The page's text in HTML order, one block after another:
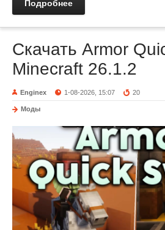
Подробнее
Скачать Armor
Minecraft 26.1.2
Enginex 1-08-2026, 15:07 20
Моды